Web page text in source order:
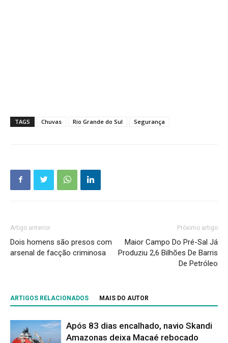
TAGS Chuvas Rio Grande do Sul Segurança
Artigo anterior
Dois homens são presos com
arsenal de facção criminosa
Próximo artigo
Maior Campo Do Pré-Sal Já
Produziu 2,6 Bilhões De Barris
De Petróleo
ARTIGOS RELACIONADOS MAIS DO AUTOR
Após 83 dias encalhado, navio Skandi
Amazonas deixa Macaé rebocado